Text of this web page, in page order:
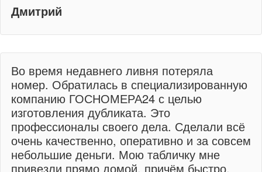
Дмитрий
Во время недавнего ливня потеряла
номер. Обратилась в специализированную
компанию ГОСНОМЕРА24 с целью
изготовления дубликата. Это
профессионалы своего дела. Сделали всё
очень качественно, оперативно и за совсем
небольшие деньги. Мою табличку мне
привезли прямо домой, причём быстро.